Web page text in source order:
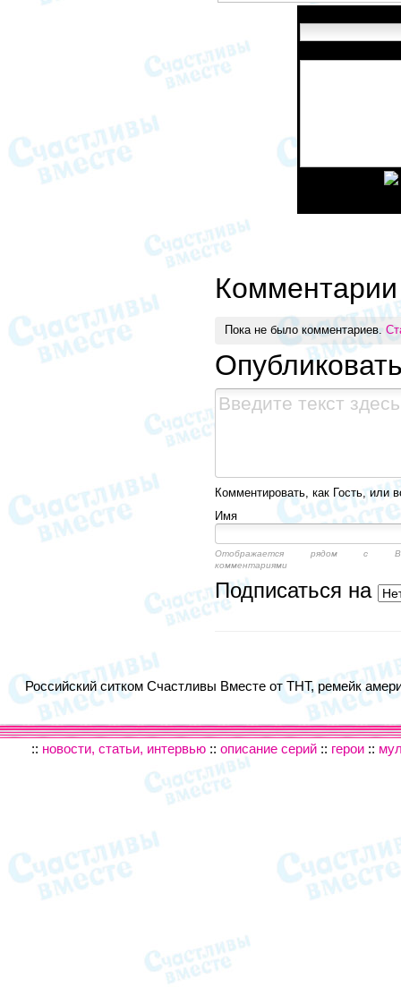
Комментарии
Пока не было комментариев.
Комментировать, как Гость, или
Имя
Отображается рядом с
комментариями
Подписаться на
Российский ситком Счастливы Вместе от ТНТ, ремейк
:: новости, статьи, интервью :: описание серий :: герои ::